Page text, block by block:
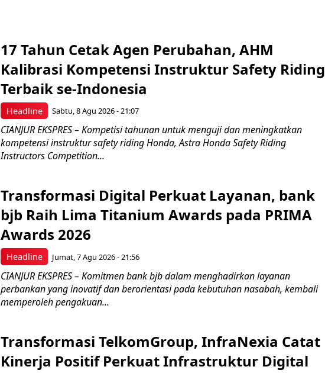
Headline
17 Tahun Cetak Agen Perubahan, AHM
Kalibrasi Kompetensi Instruktur Safety Riding
Terbaik se-Indonesia
Sabtu, 8 Agu 2026 - 21:07
CIANJUR EKSPRES – Kompetisi tahunan untuk menguji dan meningkatkan
kompetensi instruktur safety riding Honda, Astra Honda Safety Riding
Instructors Competition...
Headline
Transformasi Digital Perkuat Layanan, bank
bjb Raih Lima Titanium Awards pada PRIMA
Awards 2026
Jumat, 7 Agu 2026 - 21:56
CIANJUR EKSPRES – Komitmen bank bjb dalam menghadirkan layanan
perbankan yang inovatif dan berorientasi pada kebutuhan nasabah, kembali
memperoleh pengakuan...
Transformasi TelkomGroup, InfraNexia Catat
Kinerja Positif Perkuat Infrastruktur Digital